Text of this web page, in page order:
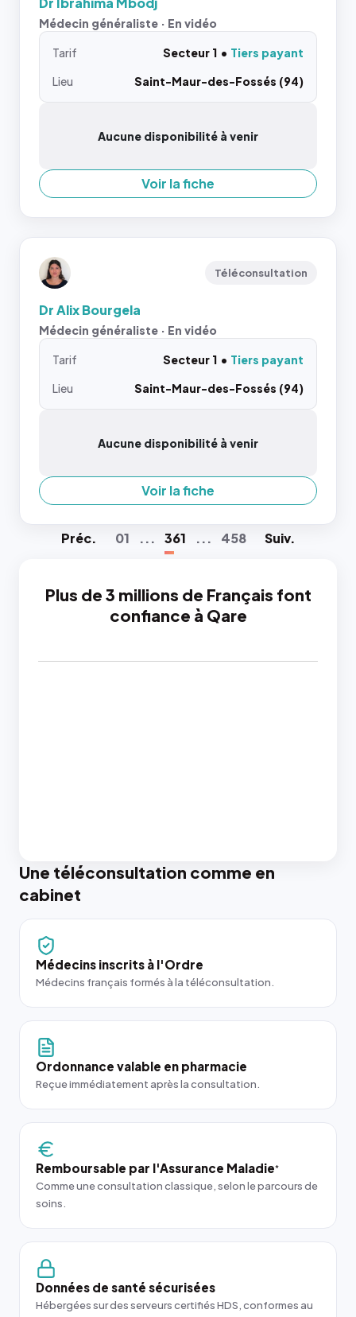
Médecin généraliste · En vidéo
Tarif Secteur 1
Tiers payant
Lieu
Saint-Maur-des-Fossés (94)
Aucune disponibilité à venir
Voir la fiche
Téléconsultation
Dr Alix Bourgela
Médecin généraliste · En vidéo
Tarif Secteur 1
Tiers payant
Lieu
Saint-Maur-des-Fossés (94)
Aucune disponibilité à venir
Voir la fiche
Préc. 01 ... 361 ... 458 Suiv.
Plus de 3 millions de Français font
confiance à Qare
Une téléconsultation comme en
cabinet
Médecins inscrits à l'Ordre
Médecins français formés à la téléconsultation.
Ordonnance valable en pharmacie
Reçue immédiatement après la consultation.
Remboursable par l'Assurance Maladie*
Comme une consultation classique, selon le parcours de
soins.
Données de santé sécurisées
Hébergées sur des serveurs certifiés HDS, conformes au